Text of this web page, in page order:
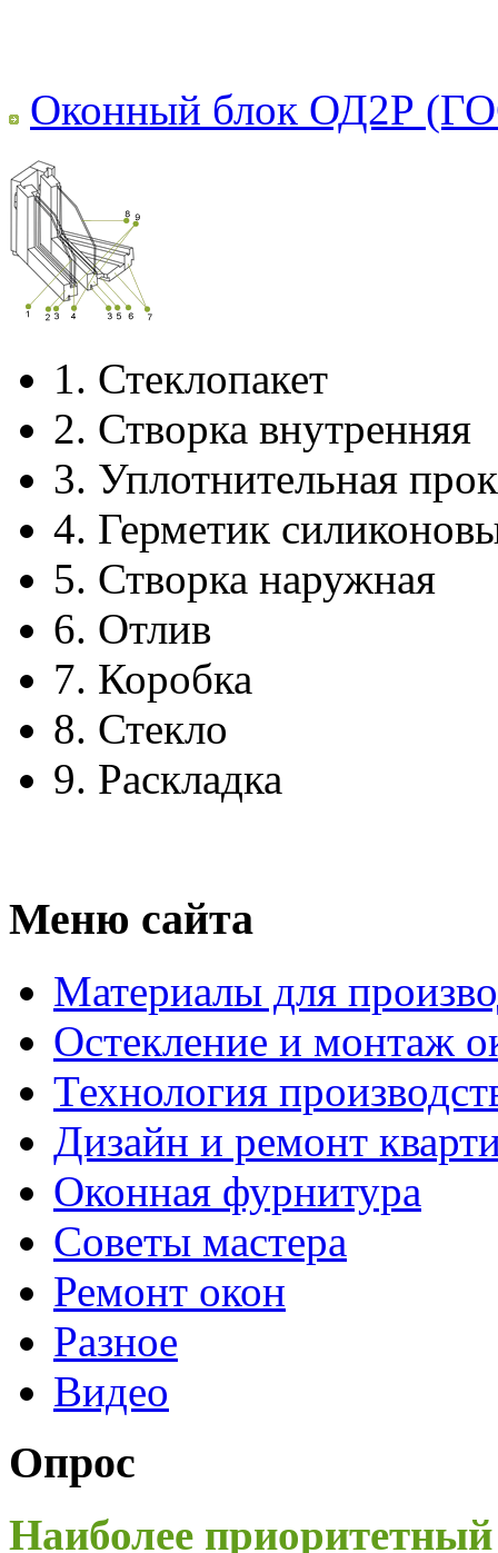
Оконный блок ОД2Р
1. Стеклопакет
2. Створка внутренняя
3. Уплотнительная
4. Герметик
5. Створка наружная
6. Отлив
7. Коробка
8. Стекло
9. Раскладка
Меню сайта
Материалы для
Остекление и монтаж
Технология
Дизайн и ремонт
Оконная фурнитура
Советы мастера
Ремонт окон
Разное
Видео
Опрос
Наиболее